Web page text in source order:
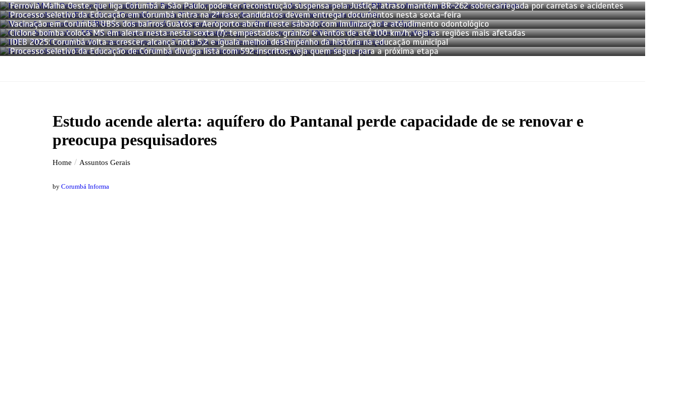
Ferrovia Malha Oeste, que liga Corumbá a São Paulo, pode ter reconstrução suspensa pela Justiça; atraso mantém BR-262 sobrecarregada por carretas e acidentes
Processo seletivo da Educação em Corumbá entra na 2ª fase; candidatos devem entregar documentos nesta sexta-feira
Vacinação em Corumbá: UBSs dos bairros Guatós e Aeroporto abrem neste sábado com imunização e atendimento odontológico
Ciclone bomba coloca MS em alerta nesta nesta sexta (7): tempestades, granizo e ventos de até 100 km/h; veja as regiões mais afetadas
IDEB 2025: Corumbá volta a crescer, alcança nota 5,2 e iguala melhor desempenho da história na educação municipal
Processo seletivo da Educação de Corumbá divulga lista com 592 inscritos; veja quem segue para a próxima etapa
Estudo acende alerta: aquífero do Pantanal perde capacidade de se renovar e
preocupa pesquisadores
Home Assuntos Gerais
byCorumbá Informa